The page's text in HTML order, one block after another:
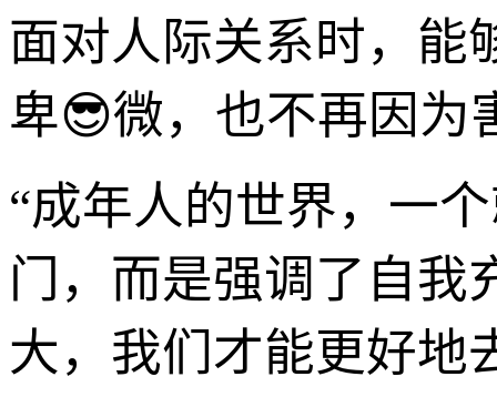
面对人际关系时，能
卑😎微，也不再因为
“成年人的世界，一
门，而是强调了自我
大，我们才能更好地